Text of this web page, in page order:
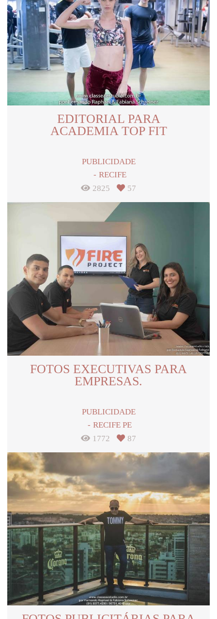
EDITORIAL PARA
ACADEMIA TOP FIT
PUBLICIDADE
RECIFE
2825
57
FOTOS EXECUTIVAS PARA
EMPRESAS.
PUBLICIDADE
RECIFE PE
1772
87